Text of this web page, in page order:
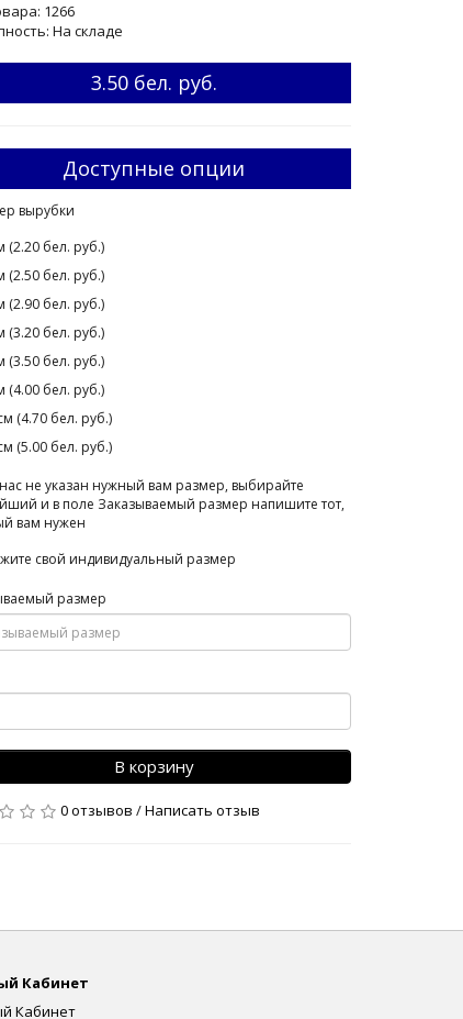
1266
На складе
3.50 бел. руб.
Доступные опции
вырубки
(2.20 бел. руб.)
(2.50 бел. руб.)
(2.90 бел. руб.)
(3.20 бел. руб.)
(3.50 бел. руб.)
(4.00 бел. руб.)
(4.70 бел. руб.)
(5.00 бел. руб.)
нас не указан нужный вам размер, выбирайте
и в поле Заказываемый размер напишите тот,
вам нужен
свой индивидуальный размер
размер
В корзину
0 отзывов /Написать отзыв
Кабинет
Кабинет